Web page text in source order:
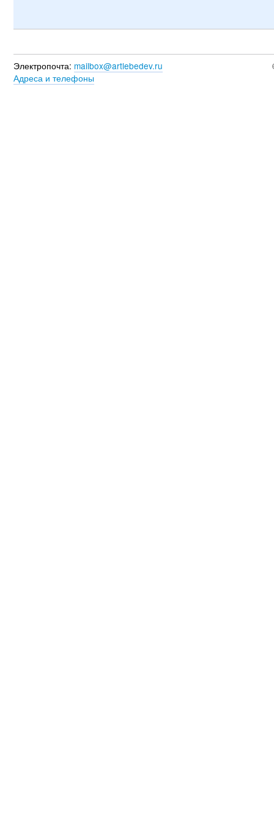
Электропочта: mailbox@artlebedev.ru
Адреса и телефоны